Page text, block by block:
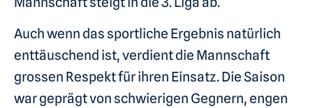
Auch wenn das sportliche Ergebnis natürlich
enttäuschend ist, verdient die Mannschaft
grossen Respekt für ihren Einsatz. Die Saison
war geprägt von schwierigen Gegnern, engen